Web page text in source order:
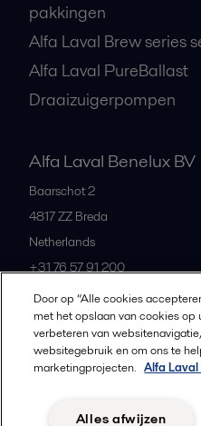
pakkingen
Alfa Laval Brew series
Alfa Laval PureBallast
Draaizuigerpompen
Alfa Laval Benelux BV
Baarschot 2
4817 ZZ Breda
Netherlands
+31 76 57 91 200
All offices and partners
Door op “Alle cookies
met het opslaan van cookies
verbeteren van
websitegebruik en om ons te
marketingprojecten. Alfa
Alles afwijzen